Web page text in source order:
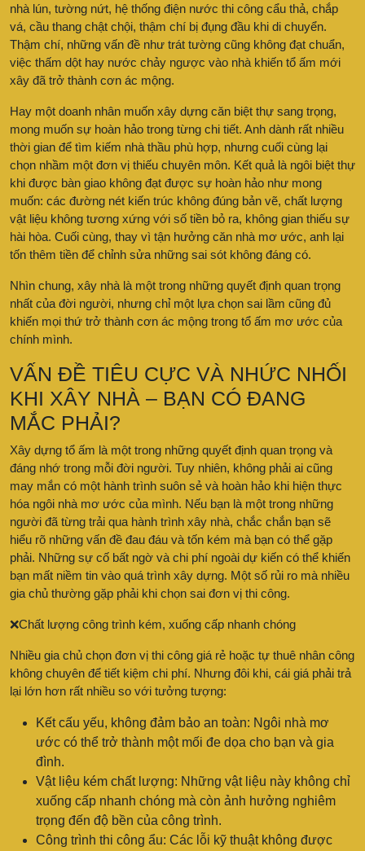
nhà lún, tường nứt, hệ thống điện nước thi công cẩu thả, chắp
vá, cầu thang chật chội, thậm chí bị đụng đầu khi di chuyển.
Thậm chí, những vấn đề như trát tường cũng không đạt chuẩn,
việc thấm dột hay nước chảy ngược vào nhà khiến tổ ấm mới
xây đã trở thành cơn ác mộng.
Hay một doanh nhân muốn xây dựng căn biệt thự sang trọng,
mong muốn sự hoàn hảo trong từng chi tiết. Anh dành rất nhiều
thời gian để tìm kiếm nhà thầu phù hợp, nhưng cuối cùng lại
chọn nhầm một đơn vị thiếu chuyên môn. Kết quả là ngôi biệt thự
khi được bàn giao không đạt được sự hoàn hảo như mong
muốn: các đường nét kiến trúc không đúng bản vẽ, chất lượng
vật liệu không tương xứng với số tiền bỏ ra, không gian thiếu sự
hài hòa. Cuối cùng, thay vì tận hưởng căn nhà mơ ước, anh lại
tốn thêm tiền để chỉnh sửa những sai sót không đáng có.
Nhìn chung, xây nhà là một trong những quyết định quan trọng
nhất của đời người, nhưng chỉ một lựa chọn sai lầm cũng đủ
khiến mọi thứ trở thành cơn ác mộng trong tổ ấm mơ ước của
chính mình.
VẤN ĐỀ TIÊU CỰC VÀ NHỨC NHỐI
KHI XÂY NHÀ – BẠN CÓ ĐANG
MẮC PHẢI?
Xây dựng tổ ấm là một trong những quyết định quan trọng và
đáng nhớ trong mỗi đời người. Tuy nhiên, không phải ai cũng
may mắn có một hành trình suôn sẻ và hoàn hảo khi hiện thực
hóa ngôi nhà mơ ước của mình. Nếu bạn là một trong những
người đã từng trải qua hành trình xây nhà, chắc chắn bạn sẽ
hiểu rõ những vấn đề đau đáu và tốn kém mà bạn có thể gặp
phải. Những sự cố bất ngờ và chi phí ngoài dự kiến có thể khiến
bạn mất niềm tin vào quá trình xây dựng. Một số rủi ro mà nhiều
gia chủ thường gặp phải khi chọn sai đơn vị thi công.
❌Chất lượng công trình kém, xuống cấp nhanh chóng
Nhiều gia chủ chọn đơn vị thi công giá rẻ hoặc tự thuê nhân công
không chuyên để tiết kiệm chi phí. Nhưng đôi khi, cái giá phải trả
lại lớn hơn rất nhiều so với tưởng tượng:
Kết cấu yếu, không đảm bảo an toàn: Ngôi nhà mơ
ước có thể trở thành một mối đe dọa cho bạn và gia
đình.
Vật liệu kém chất lượng: Những vật liệu này không chỉ
xuống cấp nhanh chóng mà còn ảnh hưởng nghiêm
trọng đến độ bền của công trình.
Công trình thi công ẩu: Các lỗi kỹ thuật không được